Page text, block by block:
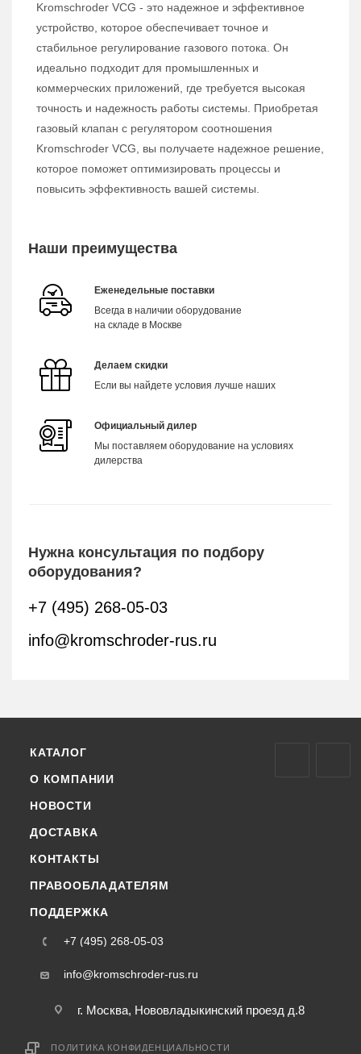
Kromschroder VCG - это надежное и эффективное
устройство, которое обеспечивает точное и
стабильное регулирование газового потока. Он
идеально подходит для промышленных и
коммерческих приложений, где требуется высокая
точность и надежность работы системы. Приобретая
газовый клапан с регулятором соотношения
Kromschroder VCG, вы получаете надежное решение,
которое поможет оптимизировать процессы и
повысить эффективность вашей системы.
Наши преимущества
Еженедельные поставки
Всегда в наличии оборудование
на складе в Москве
Делаем скидки
Если вы найдете условия лучше наших
Официальный дилер
Мы поставляем оборудование на условиях
дилерства
Нужна консультация по подбору
оборудования?
+7 (495) 268-05-03
info@kromschroder-rus.ru
КАТАЛОГ
О КОМПАНИИ
НОВОСТИ
ДОСТАВКА
КОНТАКТЫ
ПРАВООБЛАДАТЕЛЯМ
ПОДДЕРЖКА
+7 (495) 268-05-03
info@kromschroder-rus.ru
г. Москва, Нововладыкинский проезд д.8
ПОЛИТИКА КОНФИДЕНЦИАЛЬНОСТИ